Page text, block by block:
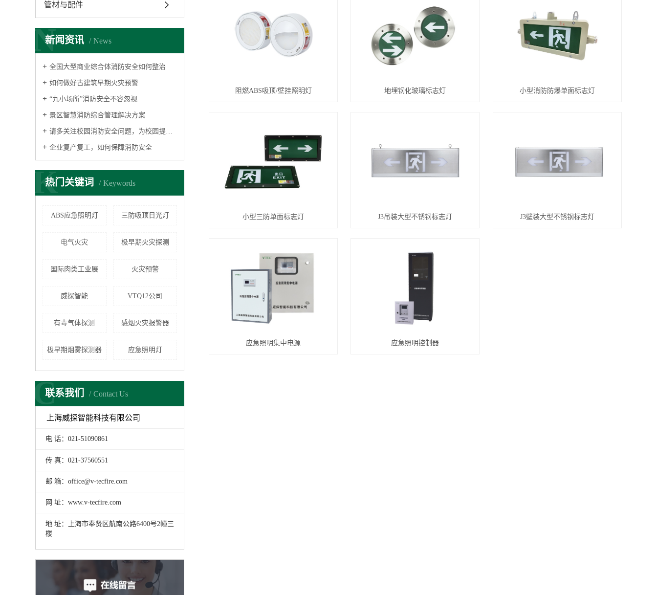
管材与配件
新闻资讯 News
N
全国大型商业综合体消防安全如何整治
如何做好古建筑早期火灾预警
“九小场所”消防安全不容忽视
景区智慧消防综合管理解决方案
请多关注校园消防安全问题，为校园提供消防安全保障
企业复产复工，如何保障消防安全
热门关键词 Keywords
K
ABS应急照明灯 三防吸顶日光灯
电气火灾 极早期火灾探测
国际肉类工业展 火灾预警
威探智能 VTQ12公司
有毒气体探测 感烟火灾报警器
极早期烟雾探测器 应急照明灯
联系我们 Contact Us
C
上海威探智能科技有限公司
电 话：021-51090861
传 真：021-37560551
邮 箱：office@v-tecfire.com
网 址：www.v-tecfire.com
地 址：上海市奉贤区航南公路6400号2幢三
楼
阻燃ABS吸顶/壁挂照明灯 地埋钢化玻璃标志灯 小型消防防爆单面标志灯
小型三防单面标志灯 J3吊装大型不锈钢标志灯 J3壁装大型不锈钢标志灯
应急照明集中电源 应急照明控制器